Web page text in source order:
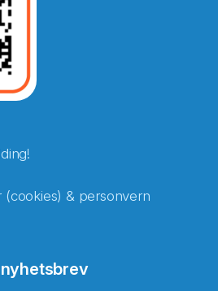
(cookies) & personvern